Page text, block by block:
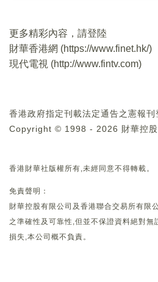
更多精彩內容，請登陸
財華香港網 (https://www.finet.hk/)
現代電視 (http://www.fintv.com)
香港政府指定刊載法定通告之憲報刊
Copyright © 1998 - 2026 財華控股
香港財華社版權所有,未經同意不得轉載。
免責聲明：
財華控股有限公司及香港聯合交易所有限
之準確性及可靠性,但並不保證資料絕對無
損失,本公司概不負責。